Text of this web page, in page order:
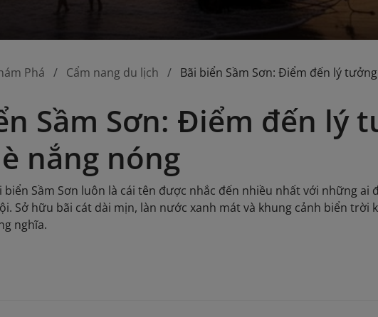
Phá Cẩm nang du lịch Bãi biển Sầm Sơn: Điểm đến lý
Sầm Sơn: Điểm đến lý
nắng nóng
biển Sầm Sơn luôn là cái tên được nhắc đến nhiều nhất với những
Sở hữu bãi cát dài mịn, làn nước xanh mát và khung cảnh biển trời
nghĩa.